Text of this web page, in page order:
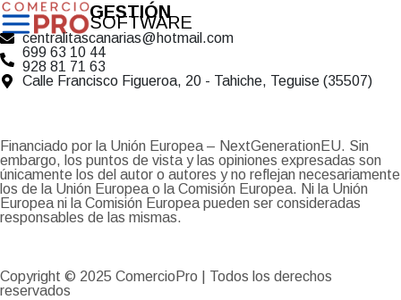
GESTIÓN
SOFTWARE
centralitascanarias@hotmail.com
699 63 10 44
928 81 71 63
Calle Francisco Figueroa, 20 - Tahiche, Teguise (35507)
Financiado por la Unión Europea – NextGenerationEU. Sin
embargo, los puntos de vista y las opiniones expresadas son
únicamente los del autor o autores y no reflejan necesariamente
los de la Unión Europea o la Comisión Europea. Ni la Unión
Europea ni la Comisión Europea pueden ser consideradas
responsables de las mismas.
Copyright © 2025 ComercioPro | Todos los derechos
reservados